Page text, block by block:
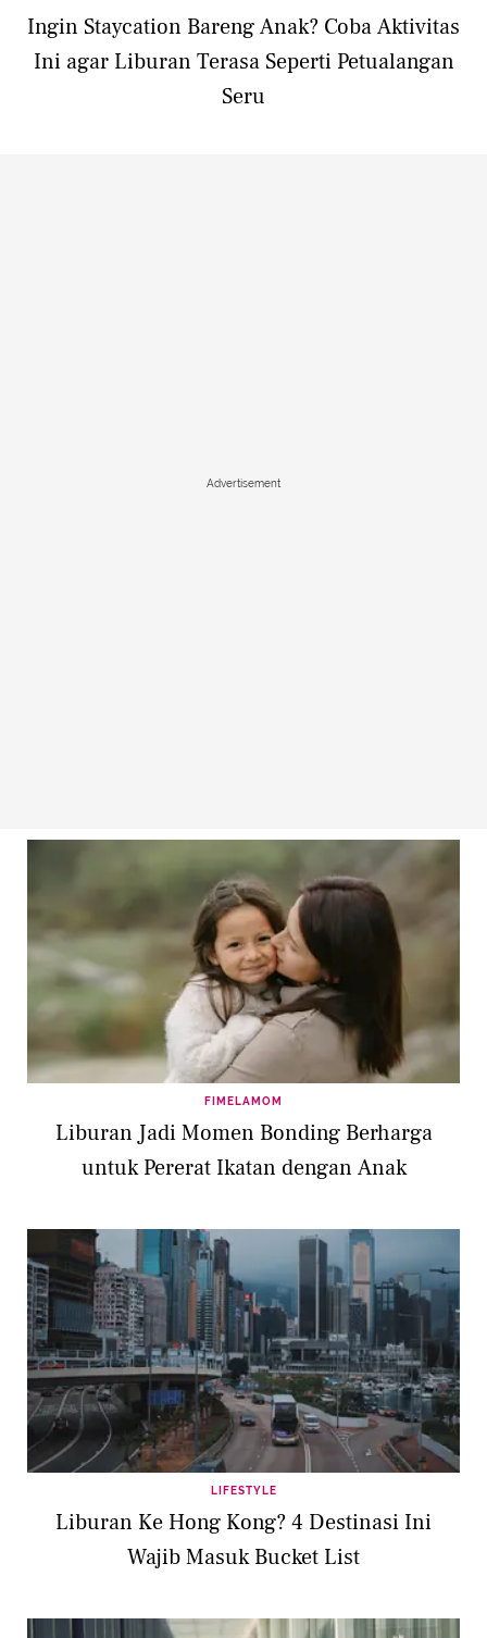
Ingin Staycation Bareng Anak? Coba Aktivitas
Ini agar Liburan Terasa Seperti Petualangan
Seru
Advertisement
FIMELAMOM
Liburan Jadi Momen Bonding Berharga
untuk Pererat Ikatan dengan Anak
LIFESTYLE
Liburan Ke Hong Kong? 4 Destinasi Ini
Wajib Masuk Bucket List